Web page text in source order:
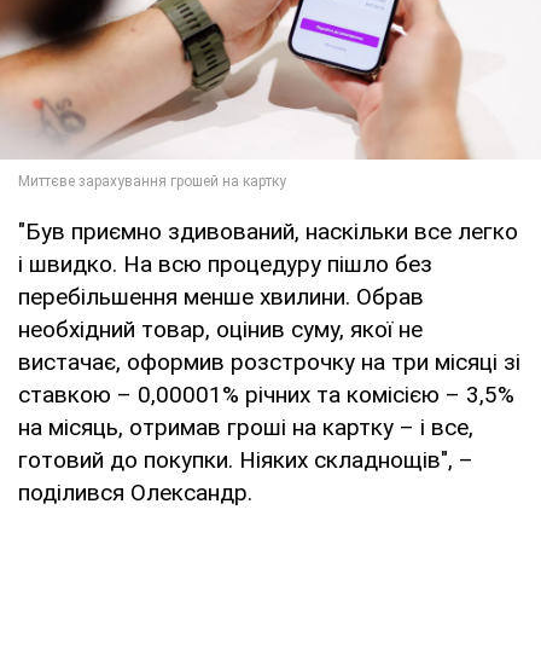
"Був приємно здивований, наскільки все легко
і швидко. На всю процедуру пішло без
перебільшення менше хвилини. Обрав
необхідний товар, оцінив суму, якої не
вистачає, оформив розстрочку на три місяці зі
ставкою – 0,00001% річних та комісією – 3,5%
на місяць, отримав гроші на картку – і все,
готовий до покупки. Ніяких складнощів", –
поділився Олександр.